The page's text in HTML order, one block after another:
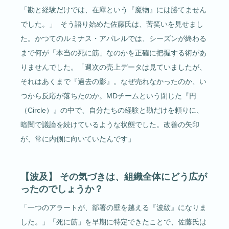
「勘と経験だけでは、在庫という『魔物』には勝てません
でした。」 そう語り始めた佐藤氏は、苦笑いを見せまし
た。かつてのルミナス・アパレルでは、シーズンが終わる
まで何が「本当の死に筋」なのかを正確に把握する術があ
りませんでした。「週次の売上データは見ていましたが、
それはあくまで『過去の影』。なぜ売れなかったのか、い
つから反応が落ちたのか。MDチームという閉じた『円
（Circle）』の中で、自分たちの経験と勘だけを頼りに、
暗闇で議論を続けているような状態でした。改善の矢印
が、常に内側に向いていたんです」
【波及】 その気づきは、組織全体にどう広が
ったのでしょうか？
「一つのアラートが、部署の壁を越える『波紋』になりま
した。」「死に筋」を早期に特定できたことで、佐藤氏は